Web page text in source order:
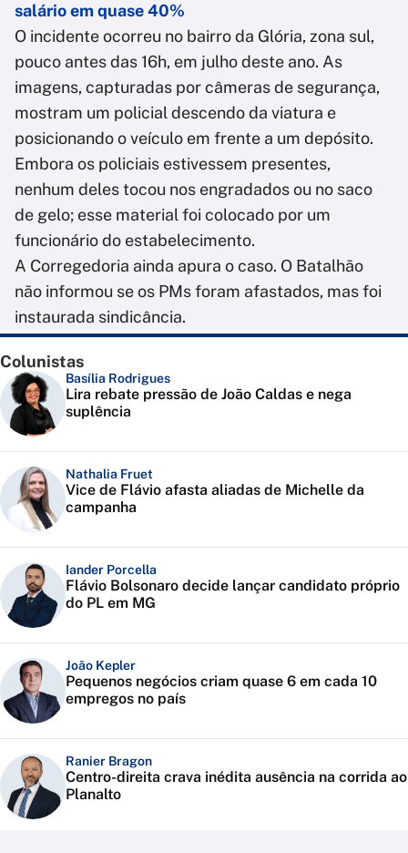
salário em quase 40%
O incidente ocorreu no bairro da Glória, zona sul,
pouco antes das 16h, em julho deste ano. As
imagens, capturadas por câmeras de segurança,
mostram um policial descendo da viatura e
posicionando o veículo em frente a um depósito.
Embora os policiais estivessem presentes,
nenhum deles tocou nos engradados ou no saco
de gelo; esse material foi colocado por um
funcionário do estabelecimento.
A Corregedoria ainda apura o caso. O Batalhão
não informou se os PMs foram afastados, mas foi
instaurada sindicância.
Colunistas
Basília Rodrigues
Lira rebate pressão de João Caldas e nega
suplência
Nathalia Fruet
Vice de Flávio afasta aliadas de Michelle da
campanha
Iander Porcella
Flávio Bolsonaro decide lançar candidato próprio
do PL em MG
João Kepler
Pequenos negócios criam quase 6 em cada 10
empregos no país
Ranier Bragon
Centro-direita crava inédita ausência na corrida ao
Planalto